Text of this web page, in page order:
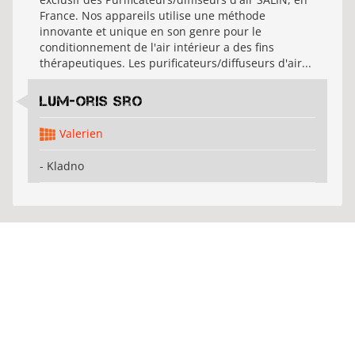
France. Nos appareils utilise une méthode
innovante et unique en son genre pour le
conditionnement de l'air intérieur a des fins
thérapeutiques. Les purificateurs/diffuseurs d'air...
Lum-oris sro
Valerien
- Kladno